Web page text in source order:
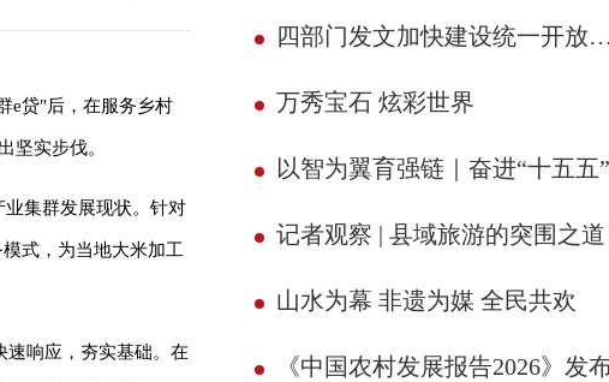
e贷"后，在服务乡村
坚实步伐。
集群发展现状。针对
式，为当地大米加工
速响应，夯实基础。在
四部门发文加快建设统一开放的交通运输市场
万秀宝石 炫彩世界
以智为翼育强链｜奋进“十五五” 县域新征程
记者观察 | 县域旅游的突围之道
山水为幕 非遗为媒 全民共欢
《中国农村发展报告2026》发